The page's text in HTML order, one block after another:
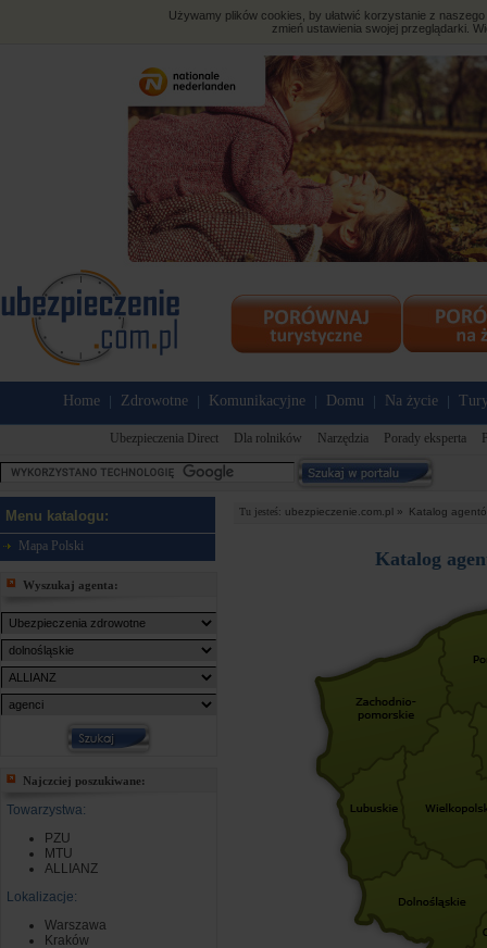
Używamy plików cookies, by ułatwić korzystanie z
zmień ustawienia swojej przeglądarki.
Home Zdrowotne Komunikacyjne Domu Na życie
Ubezpieczenia Direct Dla rolników Narzędzia Porady eksperta
Menu katalogu:
Mapa Polski
Wyszukaj agenta:
Najczciej poszukiwane:
Towarzystwa:
PZU
MTU
ALLIANZ
Lokalizacje:
Warszawa
Kraków
Tu jesteś: ubezpieczenie.com.pl » Katalog
Katalog